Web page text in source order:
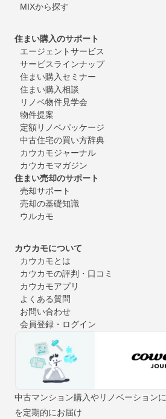
MIXから探す
住まい購入のサポート
エージェントサービス
サービスラインナップ
住まい購入セミナー
住まい購入相談
リノベ物件見学会
物件提案
定額リノベパッケージ
中古住宅の買い方辞典
カウカモジャーナル
カウカモマガジン
住まい売却のサポート
売却サポート
売却の基礎知識
ウルカモ
カウカモについて
カウカモとは
カウカモの評判・口コミ
カウカモアプリ
よくある質問
お問い合わせ
会員登録・ログイン
中古マンション購入やリノベーション
を定期的にお届け